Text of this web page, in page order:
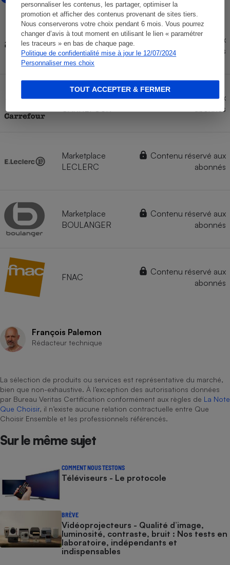
personnaliser les contenus, les partager, optimiser la
promotion et afficher des contenus provenant de sites tiers.
Nous conserverons votre choix pendant 6 mois. Vous pourrez
changer d’avis à tout moment en utilisant le lien « paramétrer
les traceurs » en bas de chaque page.
Politique de confidentialité mise à jour le 12/07/2024
Personnaliser mes choix
TOUT ACCEPTER & FERMER
AMAZON
Contenu réservé aux
abonnés
Marketplace
Contenu réservé aux
abonnés
Marketplace
LECLERC
Contenu réservé aux
abonnés
Marketplace
BOULANGER
Contenu réservé aux
abonnés
FNAC
Contenu réservé aux
abonnés
François Palemon
Rédacteur technique
La sélection de produits ou services est représentative du marché,
bien que non-exhaustive. À l’exception des autorisations données
par Bureau Veritas Certification conformément aux règles de La Note
Que Choisir, il n’existe aucune relation contractuelle entre Que
Choisir Ensemble et les professionnels référencés.
Sur le même sujet
COMMENT NOUS TESTONS
Téléviseurs - Le protocole
BRÈVE
Vidéoprojecteurs - Qualité d’image,
luminosité, contraste, bruit : Nos tests en
laboratoire, indépendants et
indispensables